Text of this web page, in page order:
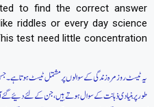
to find the correct answer
riddles or every day science
test need little concentration
یہ ٹیسٹ روزمرہ زندگی کے سوالوں پر مشتمل ٹیسٹ ہوتا
طور پر بنیادی ذہانت کے سوال ہوتے ہِیں ، جن کے لئے دئیے